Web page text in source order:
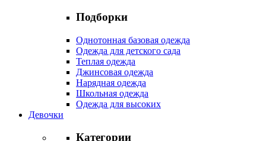
Подборки
Однотонная базовая одежда
Одежда для детского сада
Теплая одежда
Джинсовая одежда
Нарядная одежда
Школьная одежда
Одежда для высоких
Девочки
Категории